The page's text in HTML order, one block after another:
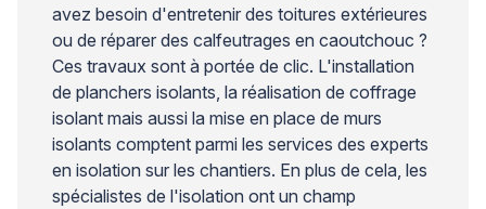
avez besoin d'entretenir des toitures extérieures
ou de réparer des calfeutrages en caoutchouc ?
Ces travaux sont à portée de clic. L'installation
de planchers isolants, la réalisation de coffrage
isolant mais aussi la mise en place de murs
isolants comptent parmi les services des experts
en isolation sur les chantiers. En plus de cela, les
spécialistes de l'isolation ont un champ